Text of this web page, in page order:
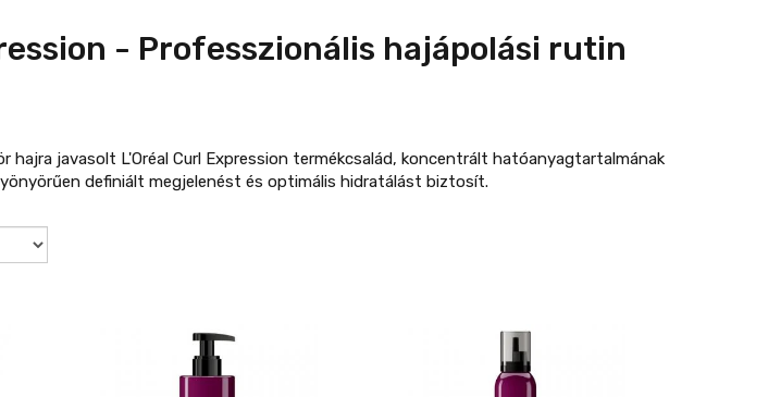
- Professzionális hajápolási rutin
hajra javasolt L'Oréal Curl Expression termékcsalád, koncentrált hatóanyagtartalmának
definiált megjelenést és optimális hidratálást biztosít.